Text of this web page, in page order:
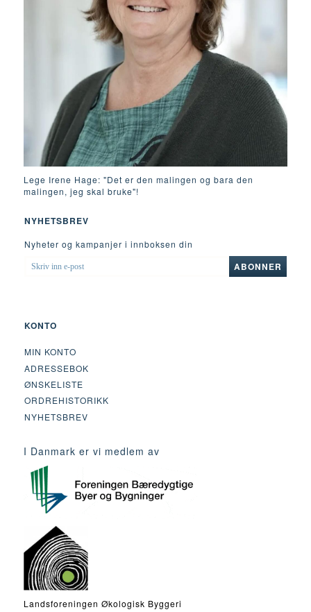
Lege Irene Hage: "Det er den malingen og bara den
malingen, jeg skal bruke"!
NYHETSBREV
Nyheter og kampanjer i innboksen din
SKRIV
INN
ABONNER
KONTO
MIN KONTO
ADRESSEBOK
ØNSKELISTE
ORDREHISTORIKK
NYHETSBREV
I Danmark er vi medlem av
Landsforeningen Økologisk Byggeri